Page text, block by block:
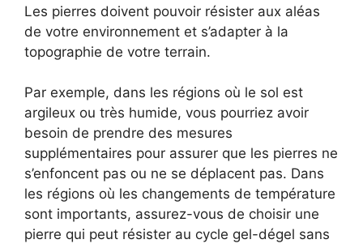
Les pierres doivent pouvoir résister aux aléas
de votre environnement et s’adapter à la
topographie de votre terrain.
Par exemple, dans les régions où le sol est
argileux ou très humide, vous pourriez avoir
besoin de prendre des mesures
supplémentaires pour assurer que les pierres ne
s’enfoncent pas ou ne se déplacent pas. Dans
les régions où les changements de température
sont importants, assurez-vous de choisir une
pierre qui peut résister au cycle gel-dégel sans